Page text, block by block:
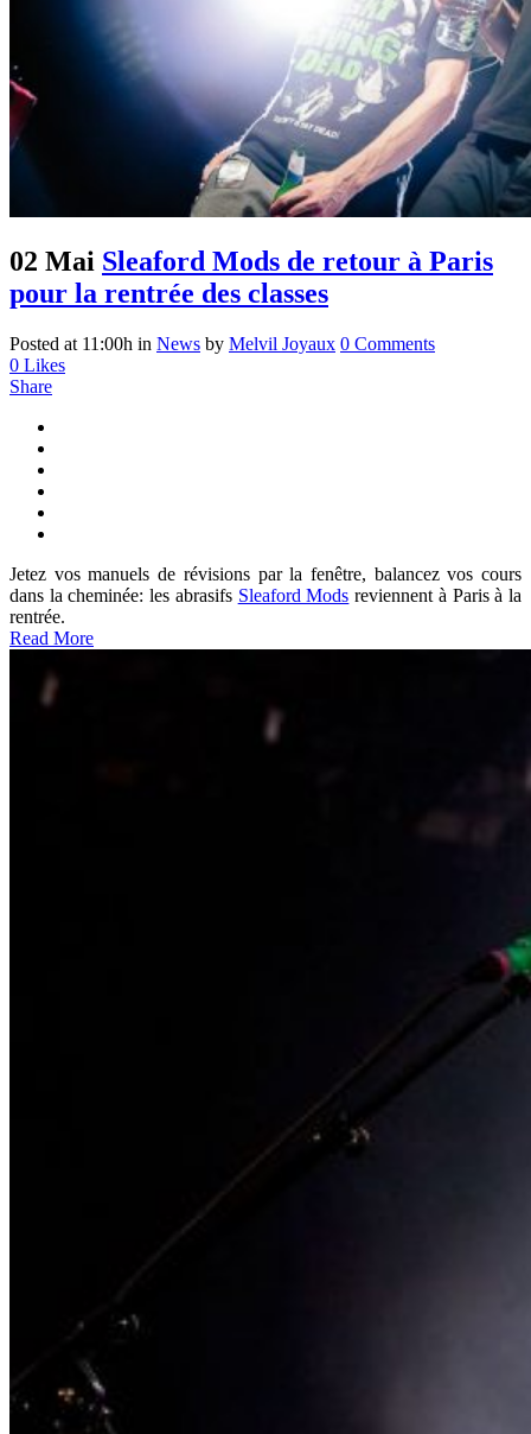
02 Mai Sleaford Mods de retour à Paris
pour la rentrée des classes
Posted at 11:00h in News by Melvil Joyaux 0 Comments
0 Likes
Share
Jetez vos manuels de révisions par la fenêtre, balancez vos cours
dans la cheminée: les abrasifs Sleaford Mods reviennent à Paris à la
rentrée.
Read More